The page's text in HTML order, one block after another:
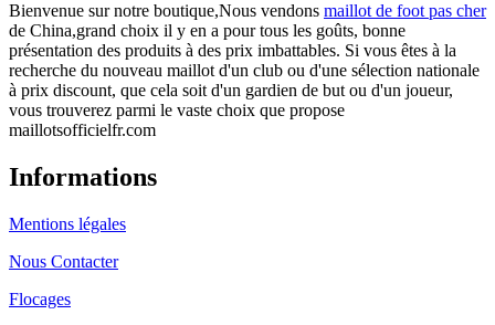
Bienvenue sur notre boutique,Nous vendons maillot de foot pas cher
de China,grand choix il y en a pour tous les goûts, bonne
présentation des produits à des prix imbattables. Si vous êtes à la
recherche du nouveau maillot d'un club ou d'une sélection nationale
à prix discount, que cela soit d'un gardien de but ou d'un joueur,
vous trouverez parmi le vaste choix que propose
maillotsofficielfr.com
Informations
Mentions légales
Nous Contacter
Flocages